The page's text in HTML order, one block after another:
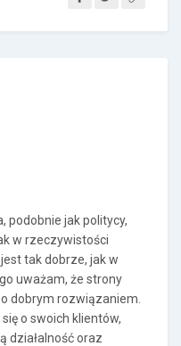
podobnie jak politycy,
w rzeczywistości
tak dobrze, jak w
uważam, że strony
dobrym rozwiązaniem.
o swoich klientów,
działalność oraz